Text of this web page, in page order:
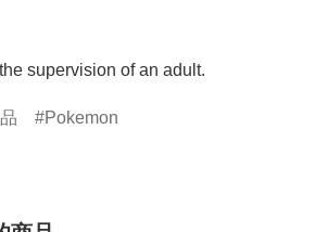
supervision of an adult.
Pokemon